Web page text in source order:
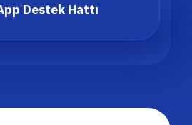
Destek Hattı